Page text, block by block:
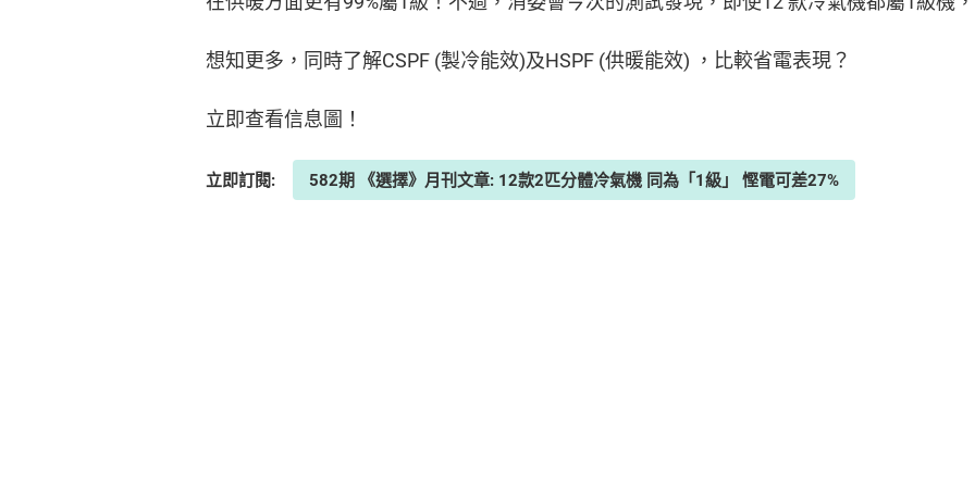
想知更多，同時了解CSPF (製冷能效)及HSPF (供暖能效) ，比較省電表現？
立即查看信息圖！
立即訂閱: 582期 《選擇》月刊文章: 12款2匹分體冷氣機 同為「1級」 慳電可差27%